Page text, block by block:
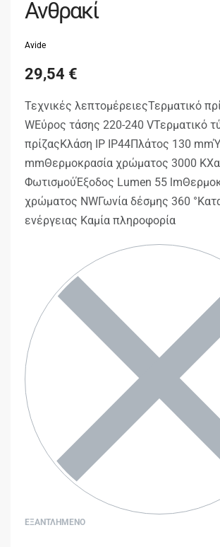
Ανθρακί
Avide
29,54 €
Τεχνικές λεπτομέρειεςΤερματικό
WΕύρος τάσης 220-240 VΤερματικό
πρίζαςΚλάση IP IP44Πλάτος 130
mmΘερμοκρασία χρώματος 3000
ΦωτισμούΈξοδος Lumen 55
χρώματος NWΓωνία δέσμης 360
ενέργειας Καμία πληροφορία
ΕΞΑΝΤΛΗΜΕΝΟ